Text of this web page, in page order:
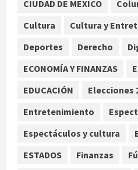
México y
años de
agosto 8,
Brandon
heroína y
Estados
CIUDAD DE MEXICO
Cultura
Cultura y
Deportes
Derecho
ECONOMÍA Y FINANZAS
EDUCACIÓN
Elecciones
Entretenimiento
Espectáculos y cultura
ESTADOS
Finanzas